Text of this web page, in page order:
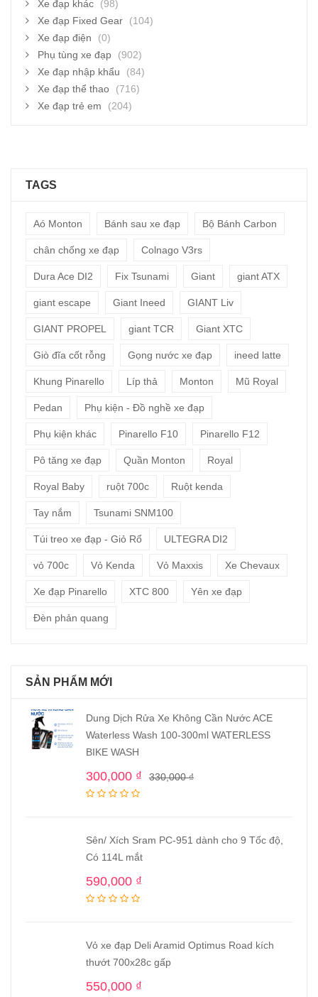
Xe đạp khác
(98)
Xe đạp Fixed Gear
(104)
Xe đạp điện
(0)
Phụ tùng xe đạp
(902)
Xe đạp nhập khẩu
(84)
Xe đạp thể thao
(716)
Xe đạp trẻ em
(204)
TAGS
Aó Monton Bánh sau xe đạp Bộ Bánh Carbon
chân chống xe đạp Colnago V3rs
Dura Ace DI2 Fix Tsunami Giant giant ATX
giant escape Giant Ineed GIANT Liv
GIANT PROPEL giant TCR Giant XTC
Giò đĩa cốt rỗng Gọng nước xe đạp ineed latte
Khung Pinarello Líp thả Monton Mũ Royal
Pedan Phụ kiện - Đồ nghề xe đạp
Phụ kiện khác Pinarello F10 Pinarello F12
Pô tăng xe đạp Quần Monton Royal
Royal Baby ruột 700c Ruột kenda
Tay nắm Tsunami SNM100
Túi treo xe đạp - Giỏ Rổ ULTEGRA DI2
vỏ 700c Vỏ Kenda Vỏ Maxxis Xe Chevaux
Xe đạp Pinarello XTC 800 Yên xe đạp
Đèn phản quang
SẢN PHẨM MỚI
Dung Dịch Rửa Xe Không Cần Nước ACE
Waterless Wash 100-300ml WATERLESS
BIKE WASH
330,000₫
300,000 ₫
Sên/ Xích Sram PC-951 dành cho 9 Tốc độ,
Có 114L mắt
590,000 ₫
Vỏ xe đạp Deli Aramid Optimus Road kích
thướt 700x28c gấp
550,000 ₫